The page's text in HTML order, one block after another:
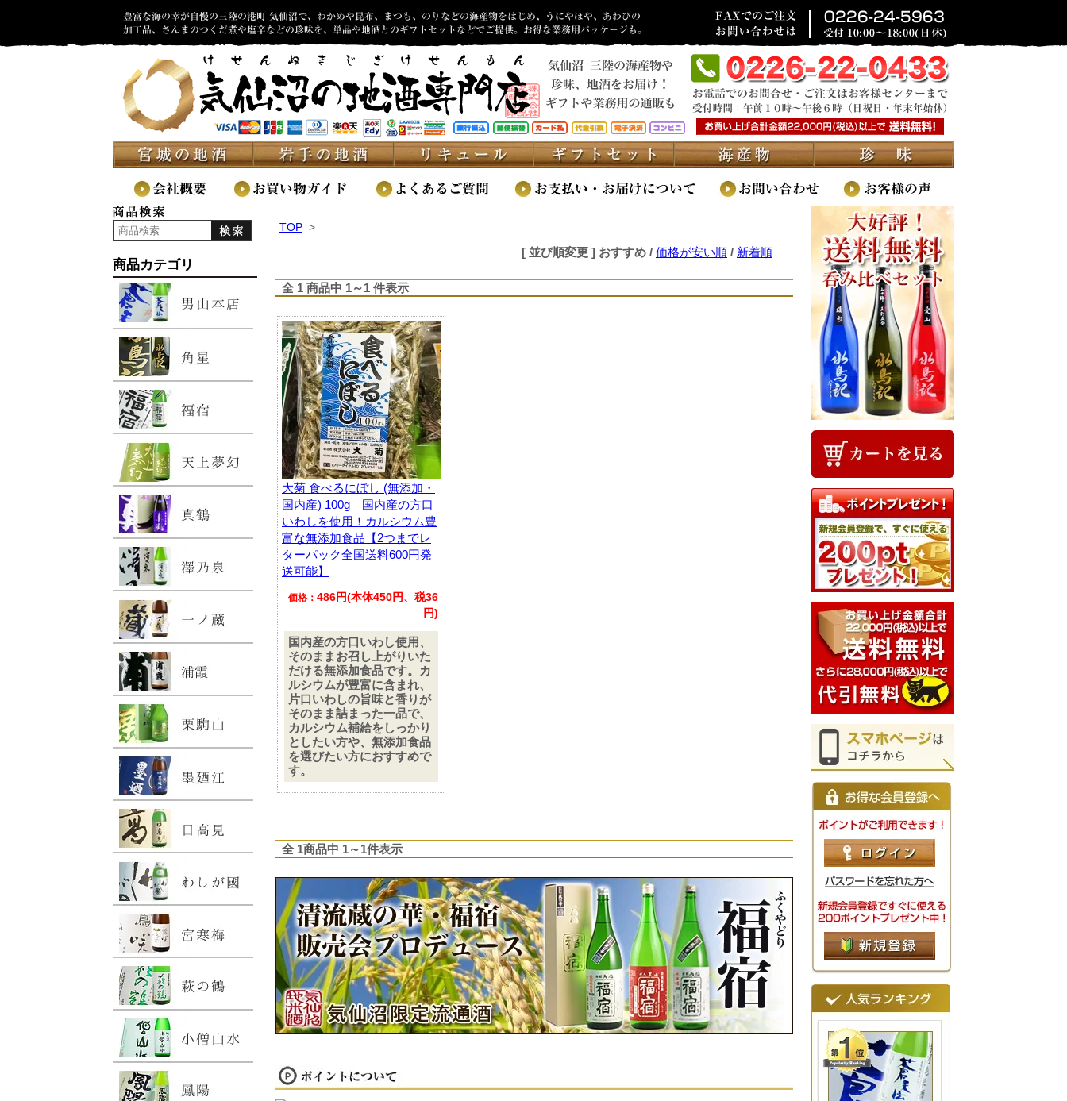
商品カテゴリ
TOP >
[ 並び順変更 ] おすすめ / 価格が安い順 / 新着順
全 1 商品中 1～1 件表示
大菊 食べるにぼし (無添加・
国内産) 100g｜国内産の方口
いわしを使用！カルシウム豊
富な無添加食品【2つまでレ
ターパック全国送料600円発
送可能】
価格： 486円(本体450円、税36
円)
国内産の方口いわし使用、
そのままお召し上がりいた
だける無添加食品です。カ
ルシウムが豊富に含まれ、
片口いわしの旨味と香りが
そのまま詰まった一品で、
カルシウム補給をしっかり
としたい方や、無添加食品
を選びたい方におすすめで
す。
全 1商品中 1～1件表示